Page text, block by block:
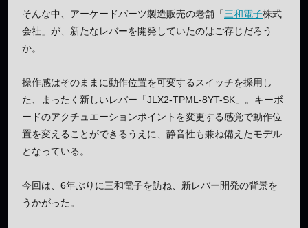
そんな中、アーケードパーツ製造販売の老舗「三和電子株式
会社」が、新たなレバーを開発していたのはご存じだろう
か。
操作感はそのままに動作位置を可変するスイッチを採用し
た、まったく新しいレバー「JLX2-TPML-8YT-SK」。キーボ
ードのアクチュエーションポイントを変更する感覚で動作位
置を変えることができるうえに、静音性も兼ね備えたモデル
となっている。
今回は、6年ぶりに三和電子を訪ね、新レバー開発の背景を
うかがった。